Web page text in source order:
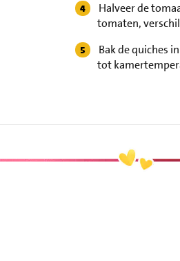
Halveer de
tomaten,
Bak de quiches
tot